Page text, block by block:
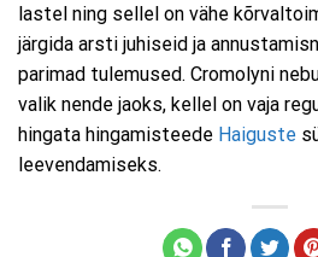
lastel ning sellel on vähe
järgida arsti juhiseid ja
parimad tulemused. Cromolyni
valik nende jaoks, kellel on vaja
hingata hingamisteede Haiguste
leevendamiseks.